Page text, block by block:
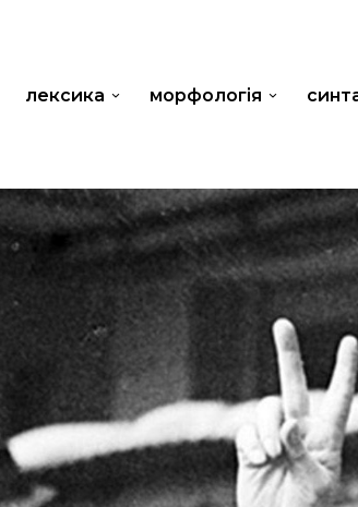
лексика морфологія